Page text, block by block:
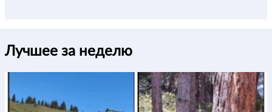
Лучшее за неделю